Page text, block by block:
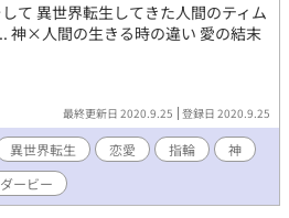
て 異世界転生してきた人間のティム
神×人間の生きる時の違い 愛の結末
最終更新日 2020.9.25 登録日 2020.9.25
異世界転生 恋愛 指輪
神
ービー